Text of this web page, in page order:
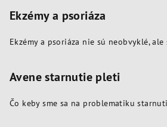
Ekzémy a psoriáza
Ekzémy a psoriáza nie sú neobvyklé,
Avene starnutie pleti
Čo keby sme sa na problematiku